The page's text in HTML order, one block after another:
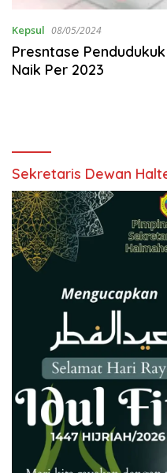
Kepsul 08/05/2024
Presntase
Naik Per 2023
Sekretaris Dewan